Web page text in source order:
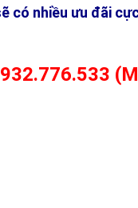
có nhiều ưu đãi